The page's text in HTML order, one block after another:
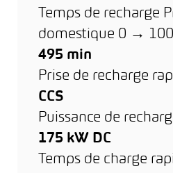
Temps de recharge
domestique 0 →
495 min
Prise de recharge
CCS
Puissance de
175 kW DC
Temps de charge